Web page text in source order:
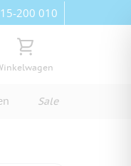
200 010
Quote is empty
Bekijk winkelwagen,
Sale